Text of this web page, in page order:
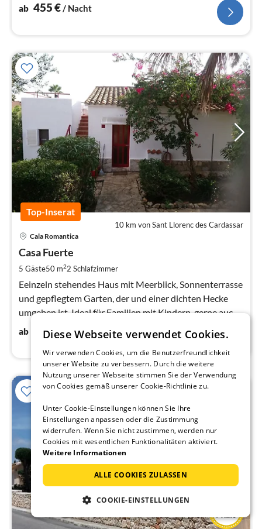
ab 455€/ Nacht
Top-Inserat
10 km von Sant Llorenc des Cardassar
Cala Romantica
Casa Fuerte
5 Gäste50 m22 Schlafzimmer
Eeinzeln stehendes Haus mit Meerblick, Sonnenterrasse
und gepflegtem Garten, der und einer dichten Hecke
umgeben ist. Ideal für Familien mit Kindern, gerne auch
mit Haustier.
ab 112€/ Nacht
Diese Webseite verwendet Cookies.
Wir verwenden Cookies, um die Benutzerfreundlichkeit
unserer Website zu verbessern. Durch die weitere
Nutzung unserer Webseite stimmen Sie der Verwendung
von Cookies gemäß unserer Cookie-Richtlinie zu.
Unter Cookie-Einstellungen können Sie Ihre
Einstellungen anpassen oder die Zustimmung
widerrufen. Wenn Sie nicht zustimmen, werden nur
Cookies mit wesentlichen Funktionalitäten aktiviert.
Weitere Informationen
ALLE COOKIES ZULASSEN
COOKIE-EINSTELLUNGEN